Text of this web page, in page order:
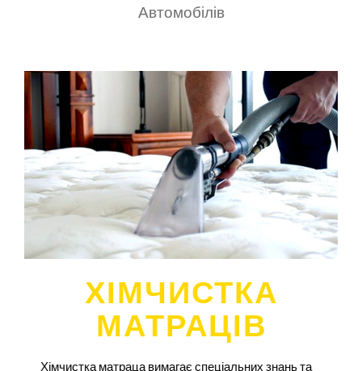
Автомобілів
ХІМЧИСТКА
МАТРАЦІВ
Хімчистка матраца вимагає спеціальних знань та